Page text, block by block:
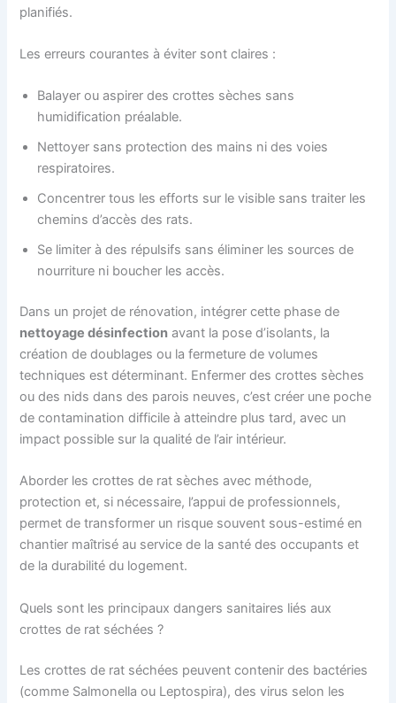
planifiés.
Les erreurs courantes à éviter sont claires :
Balayer ou aspirer des crottes sèches sans
humidification préalable.
Nettoyer sans protection des mains ni des voies
respiratoires.
Concentrer tous les efforts sur le visible sans traiter les
chemins d’accès des rats.
Se limiter à des répulsifs sans éliminer les sources de
nourriture ni boucher les accès.
Dans un projet de rénovation, intégrer cette phase de
nettoyage désinfection avant la pose d’isolants, la
création de doublages ou la fermeture de volumes
techniques est déterminant. Enfermer des crottes sèches
ou des nids dans des parois neuves, c’est créer une poche
de contamination difficile à atteindre plus tard, avec un
impact possible sur la qualité de l’air intérieur.
Aborder les crottes de rat sèches avec méthode,
protection et, si nécessaire, l’appui de professionnels,
permet de transformer un risque souvent sous-estimé en
chantier maîtrisé au service de la santé des occupants et
de la durabilité du logement.
Quels sont les principaux dangers sanitaires liés aux
crottes de rat séchées ?
Les crottes de rat séchées peuvent contenir des bactéries
(comme Salmonella ou Leptospira), des virus selon les